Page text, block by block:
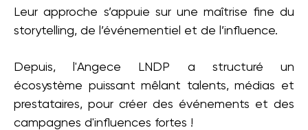
Leur approche s’appuie sur une maîtrise fine du
storytelling, de l’événementiel et de l’influence.
Depuis, l'Angece LNDP a structuré un
écosystème puissant mêlant talents, médias et
prestataires, pour créer des événements et des
campagnes d'influences fortes !